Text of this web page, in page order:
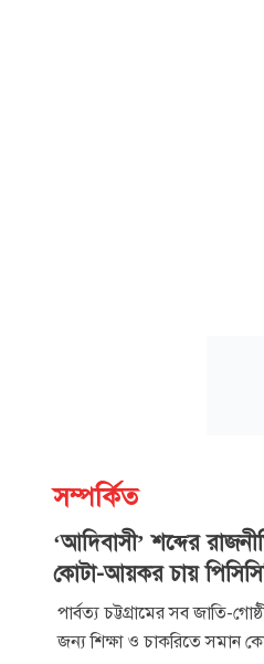
সম্পর্কিত
‘আদিবাসী’ শব্দের
কোটা-আয়কর চায়
পার্বত্য চট্টগ্রামের সব জাতি-
জন্য শিক্ষা ও চাকরিতে সমান